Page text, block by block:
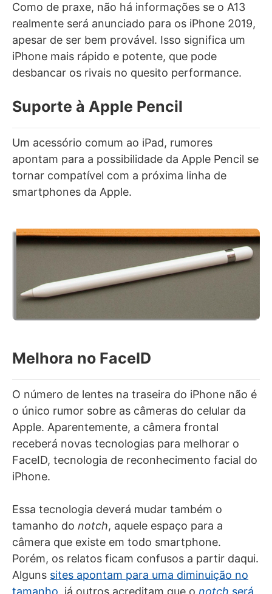
Como de praxe, não há informações se o A13
realmente será anunciado para os iPhone 2019,
apesar de ser bem provável. Isso significa um
iPhone mais rápido e potente, que pode
desbancar os rivais no quesito performance.
Suporte à Apple Pencil
Um acessório comum ao iPad, rumores
apontam para a possibilidade da Apple Pencil se
tornar compatível com a próxima linha de
smartphones da Apple.
Melhora no FaceID
O número de lentes na traseira do iPhone não é
o único rumor sobre as câmeras do celular da
Apple. Aparentemente, a câmera frontal
receberá novas tecnologias para melhorar o
FaceID, tecnologia de reconhecimento facial do
iPhone.
Essa tecnologia deverá mudar também o
tamanho do notch, aquele espaço para a
câmera que existe em todo smartphone.
Porém, os relatos ficam confusos a partir daqui.
Alguns sites apontam para uma diminuição no
tamanho , já outros acreditam que o notch será